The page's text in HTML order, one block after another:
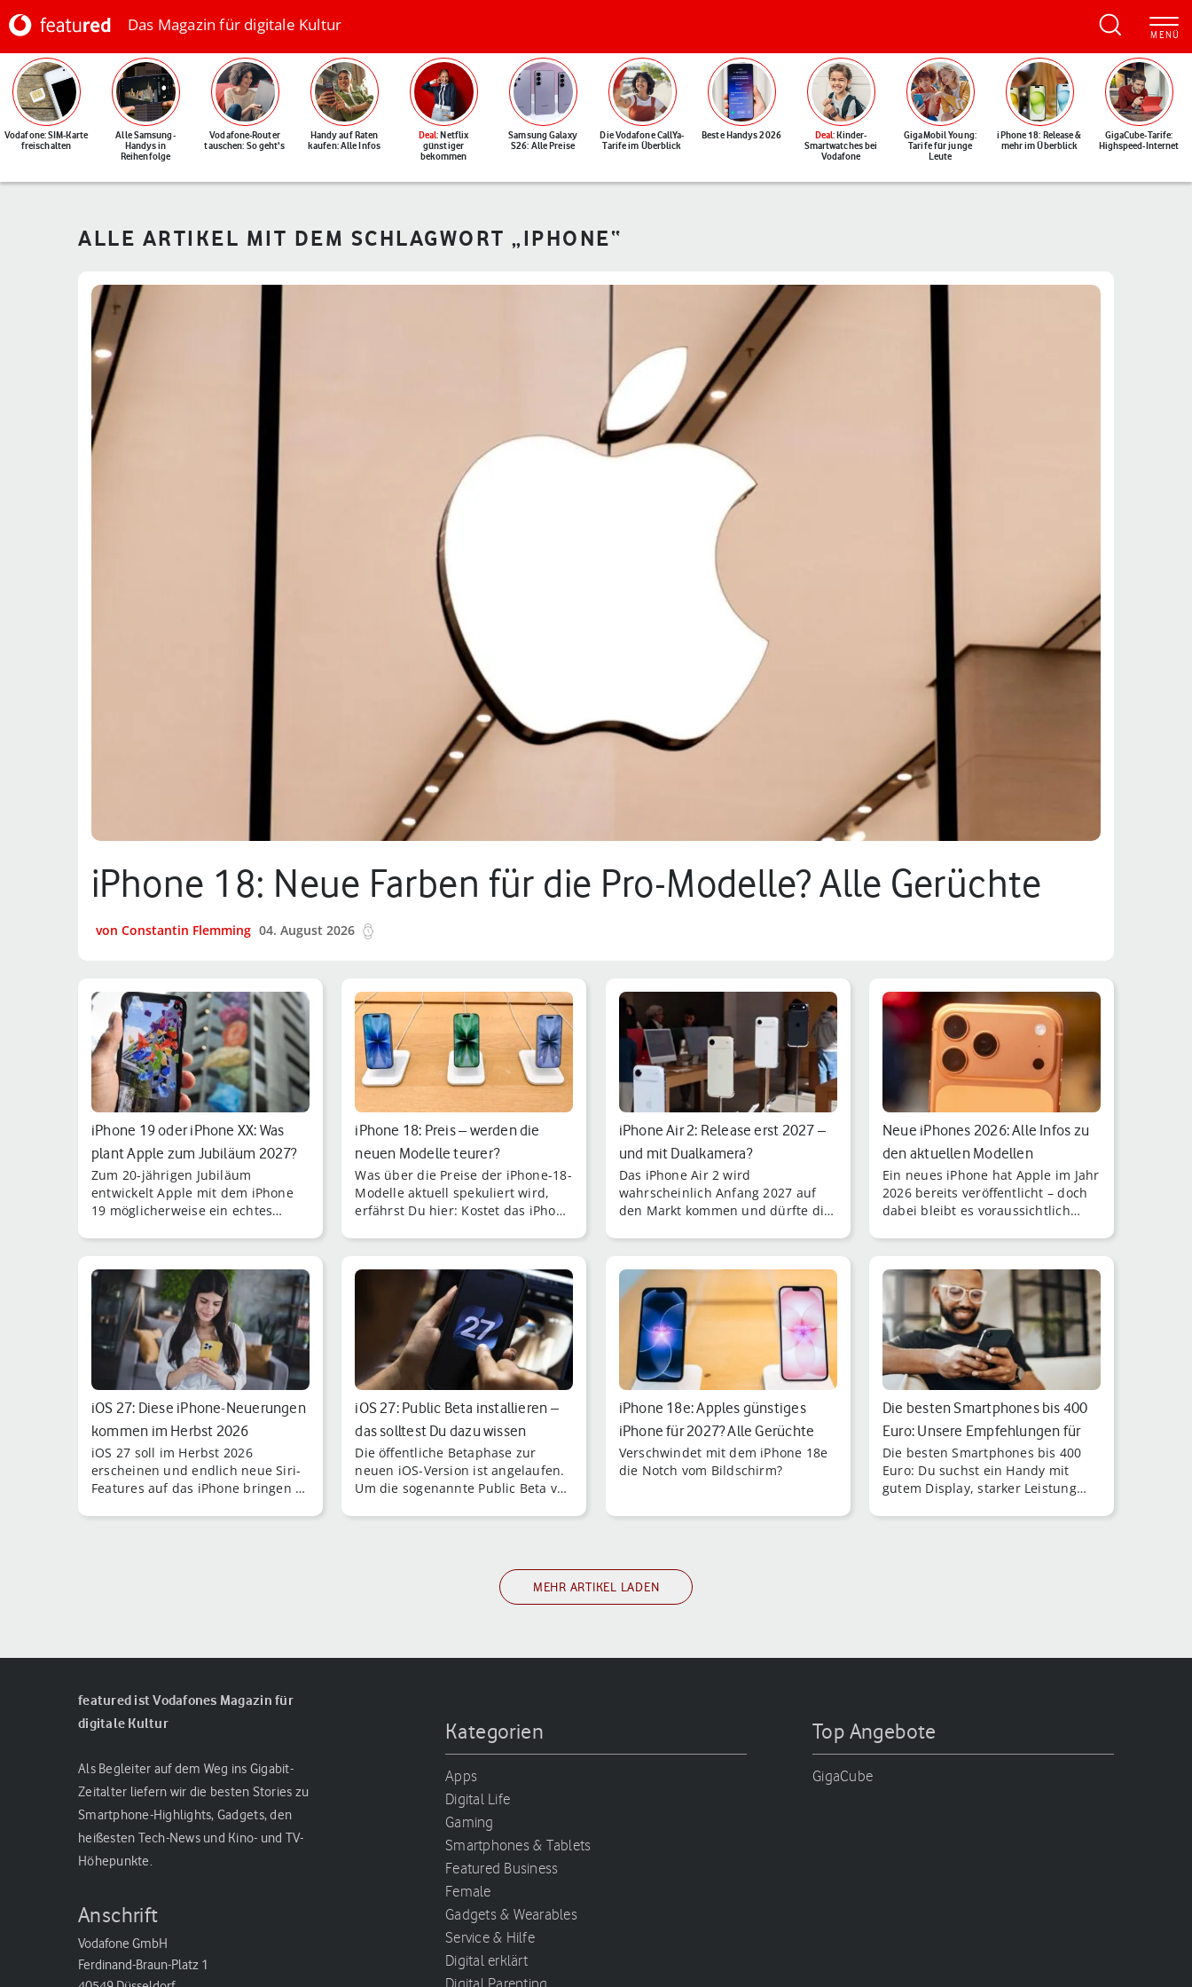
Das Magazin für digitale Kultur
Vodafone: SIM-Karte
freischalten
Alle Samsung-
Handys in
Reihenfolge
Vodafone-Router
tauschen: So geht's
Handy auf Raten
kaufen: Alle Infos
Deal: Netflix
günstiger
bekommen
Samsung Galaxy
S26: Alle Preise
Die Vodafone CallYa-
Tarife im Überblick
Beste Handys 2026 Deal: Kinder-
Smartwatches bei
Vodafone
GigaMobil Young:
Tarife für junge
Leute
iPhone 18: Release &
mehr im Überblick
GigaCube-Tarife:
Highspeed-Internet
ALLE ARTIKEL MIT DEM SCHLAGWORT „IPHONE“
iPhone 18: Neue Farben für die Pro-Modelle? Alle Gerüchte
von Constantin Flemming 04. August 2026
iPhone 19 oder iPhone XX: Was
plant Apple zum Jubiläum 2027?
Zum 20-jährigen Jubiläum
entwickelt Apple mit dem iPhone
19 möglicherweise ein echtes
iPhone 18: Preis – werden die
neuen Modelle teurer?
Was über die Preise der iPhone-18-
Modelle aktuell spekuliert wird,
erfährst Du hier: Kostet das iPhone
iPhone Air 2: Release erst 2027 –
und mit Dualkamera?
Das iPhone Air 2 wird
wahrscheinlich Anfang 2027 auf
den Markt kommen und dürfte die
Neue iPhones 2026: Alle Infos zu
den aktuellen Modellen
Ein neues iPhone hat Apple im Jahr
2026 bereits veröffentlicht – doch
dabei bleibt es voraussichtlich
iOS 27: Diese iPhone-Neuerungen
kommen im Herbst 2026
iOS 27 soll im Herbst 2026
erscheinen und endlich neue Siri-
Features auf das iPhone bringen –
iOS 27: Public Beta installieren –
das solltest Du dazu wissen
Die öffentliche Betaphase zur
neuen iOS-Version ist angelaufen.
Um die sogenannte Public Beta von
iPhone 18e: Apples günstiges
iPhone für 2027? Alle Gerüchte
Verschwindet mit dem iPhone 18e
die Notch vom Bildschirm?
Die besten Smartphones bis 400
Euro: Unsere Empfehlungen für
2026
Die besten Smartphones bis 400
Euro: Du suchst ein Handy mit
gutem Display, starker Leistung
MEHR ARTIKEL LADEN
featured ist Vodafones Magazin für
digitale Kultur
Als Begleiter auf dem Weg ins Gigabit-
Zeitalter liefern wir die besten Stories zu
Smartphone-Highlights, Gadgets, den
heißesten Tech-News und Kino- und TV-
Höhepunkte.
Anschrift
Vodafone GmbH
Ferdinand-Braun-Platz 1
Kategorien
Apps
Digital Life
Gaming
Smartphones & Tablets
Featured Business
Female
Gadgets & Wearables
Service & Hilfe
Digital erklärt
Top Angebote
GigaCube